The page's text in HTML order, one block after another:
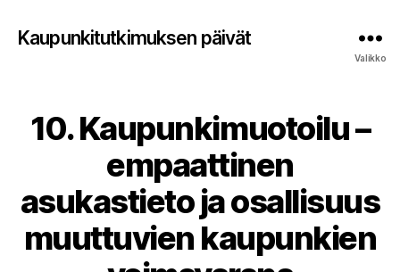
Kaupunkitutkimuksen päivät
Valikko
10. Kaupunkimuotoilu –
empaattinen
asukastieto ja osallisuus
muuttuvien kaupunkien